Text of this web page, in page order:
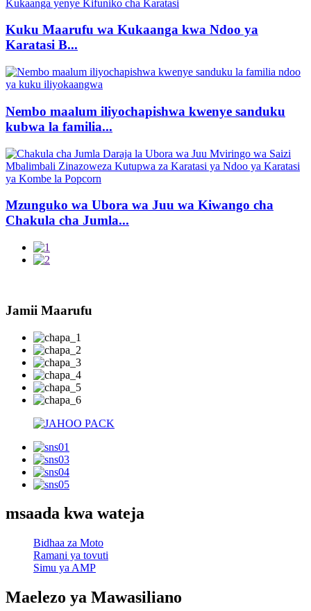
Kuku Maarufu wa Kukaanga kwa Ndoo ya
Karatasi B...
Nembo maalum iliyochapishwa kwenye sanduku
kubwa la familia...
Mzunguko wa Ubora wa Juu wa Kiwango cha
Chakula cha Jumla...
Jamii Maarufu
msaada kwa wateja
Bidhaa za Moto
Ramani ya tovuti
Simu ya AMP
Maelezo ya Mawasiliano